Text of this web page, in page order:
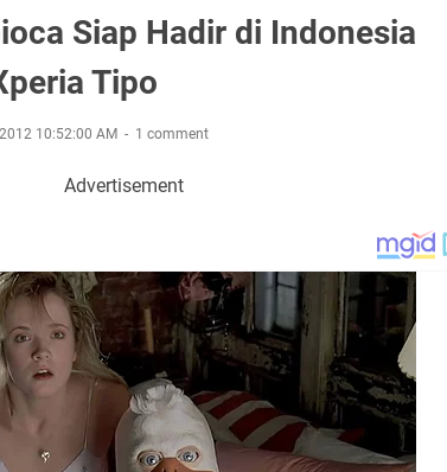
Siap Hadir di Indonesia
Tipo
10:52:00 AM 1 comment
Advertisement